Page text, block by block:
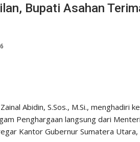
Bupati Asahan
Abidin, S.Sos., M.Si., menghadiri
Penghargaan langsung dari
Kantor Gubernur Sumatera